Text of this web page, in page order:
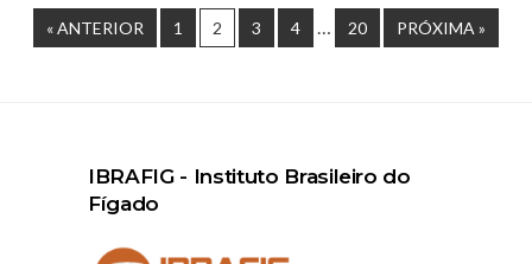
« ANTERIOR 1 2 3 4 … 20 PRÓXIMA »
IBRAFIG - Instituto Brasileiro do
Fígado